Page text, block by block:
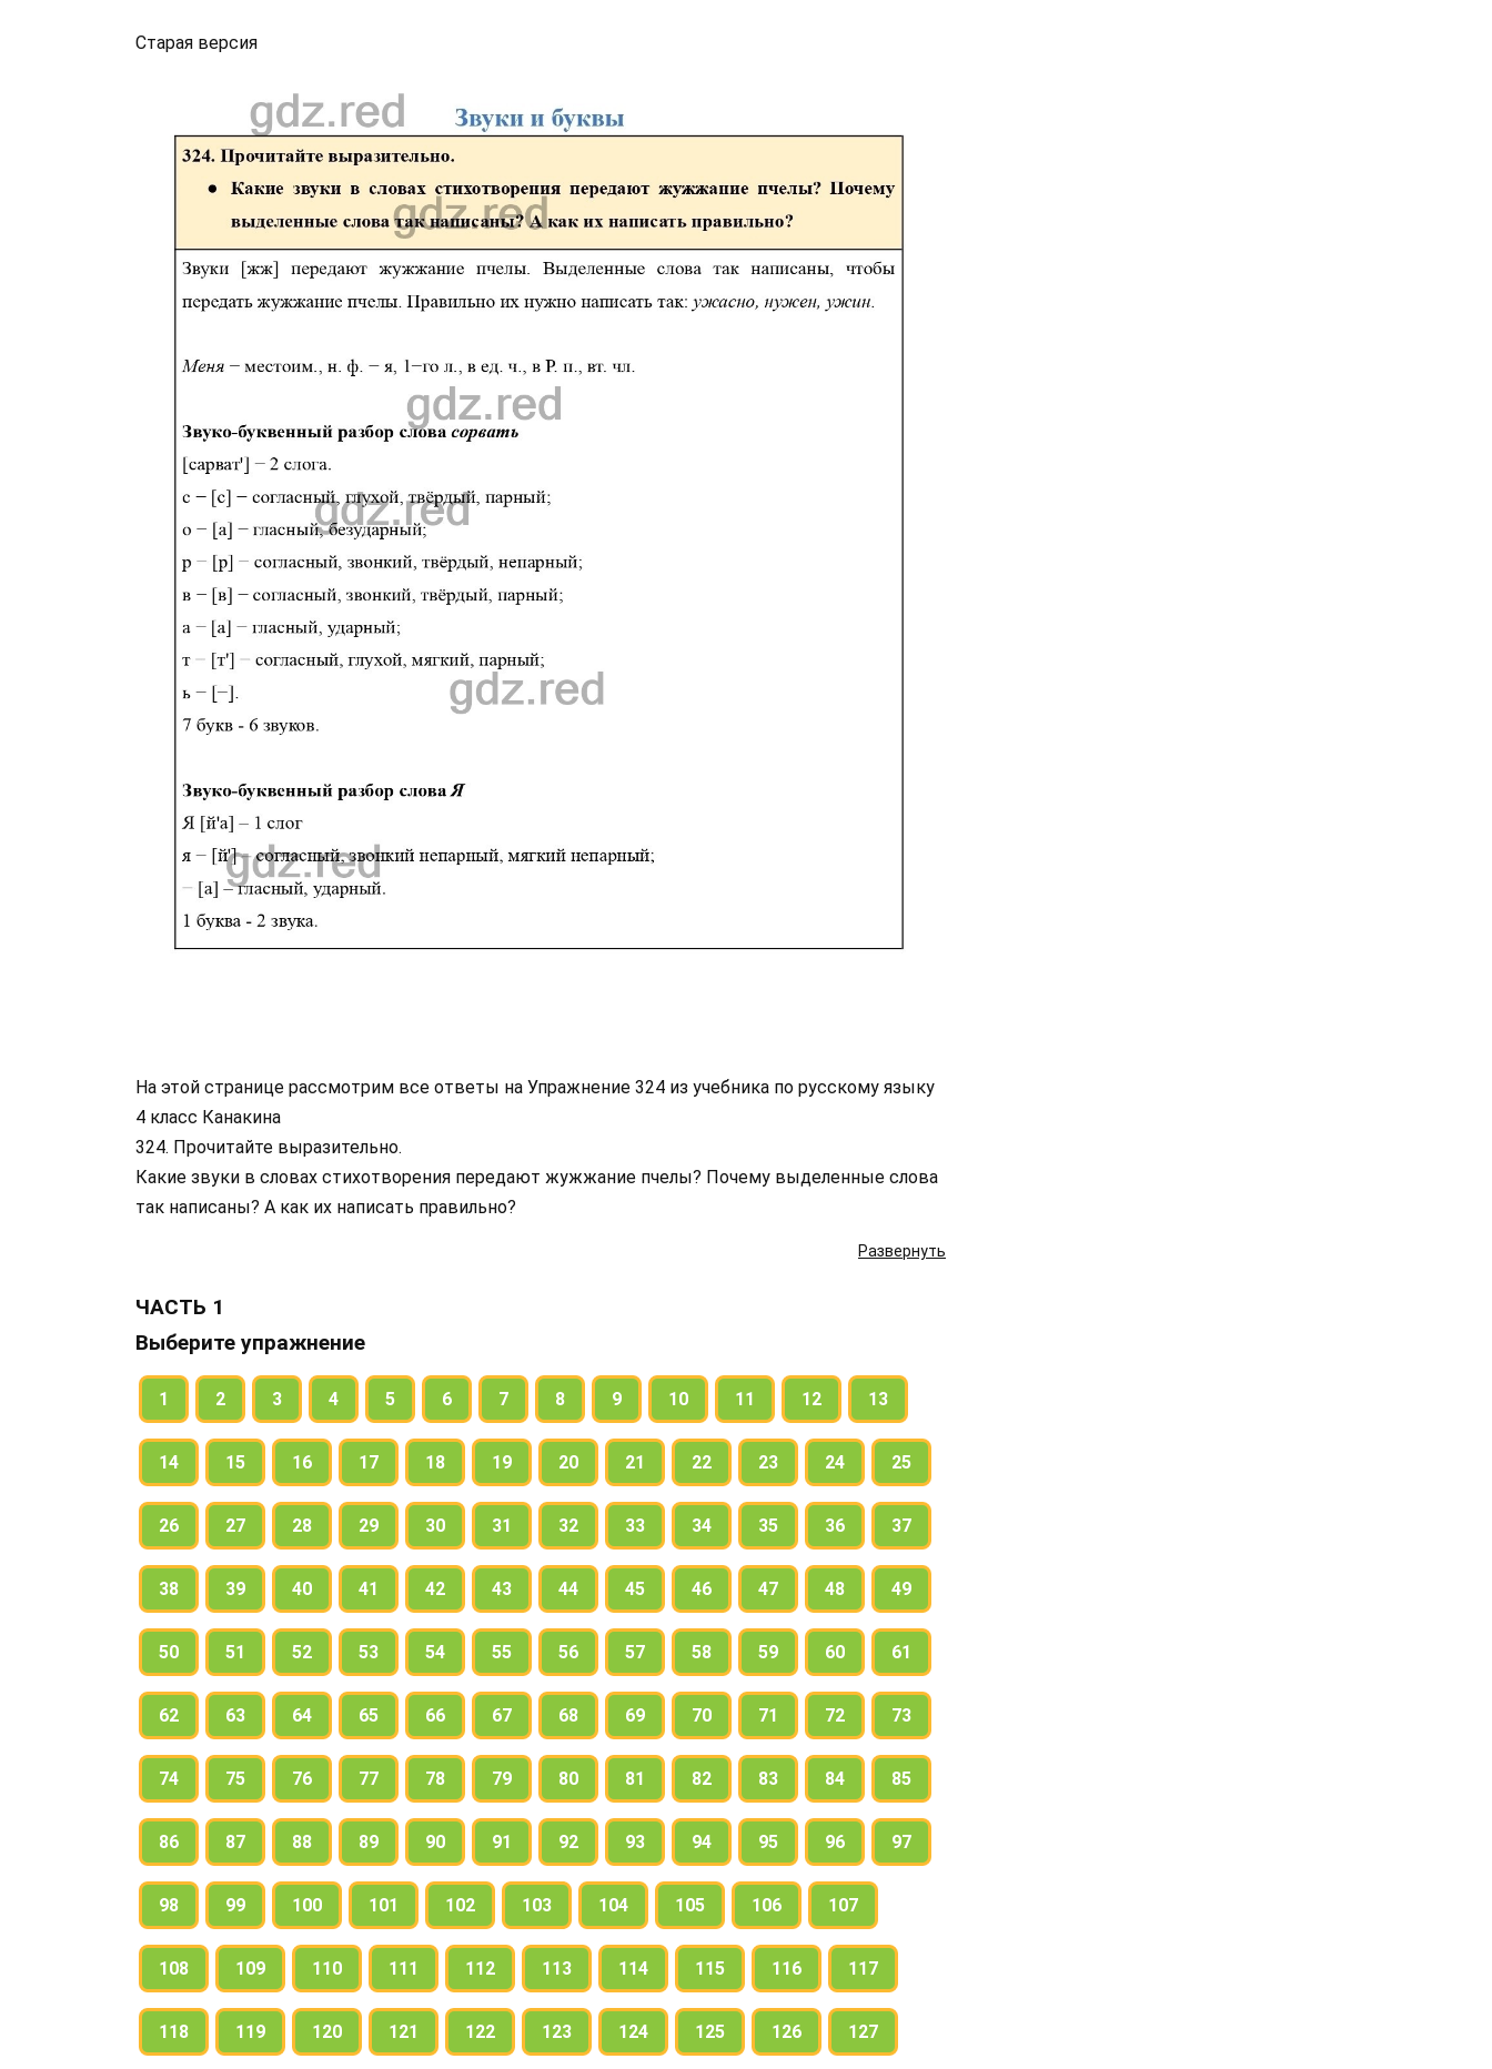
Старая версия
Развернуть
На этой странице рассмотрим все ответы на Упражнение 324 из учебника по русскому языку
4 класс Канакина
324. Прочитайте выразительно.
Какие звуки в словах стихотворения передают жужжание пчелы? Почему выделенные слова
так написаны? А как их написать правильно?
ЧАСТЬ 1
Выберите упражнение
1 2 3 4 5 6 7 8 9 10 11 12 13
14 15 16 17 18 19 20 21 22 23 24 25
26 27 28 29 30 31 32 33 34 35 36 37
38 39 40 41 42 43 44 45 46 47 48 49
50 51 52 53 54 55 56 57 58 59 60 61
62 63 64 65 66 67 68 69 70 71 72 73
74 75 76 77 78 79 80 81 82 83 84 85
86 87 88 89 90 91 92 93 94 95 96 97
98 99 100 101 102 103 104 105 106 107
108 109 110 111 112 113 114 115 116 117
118 119 120 121 122 123 124 125 126 127